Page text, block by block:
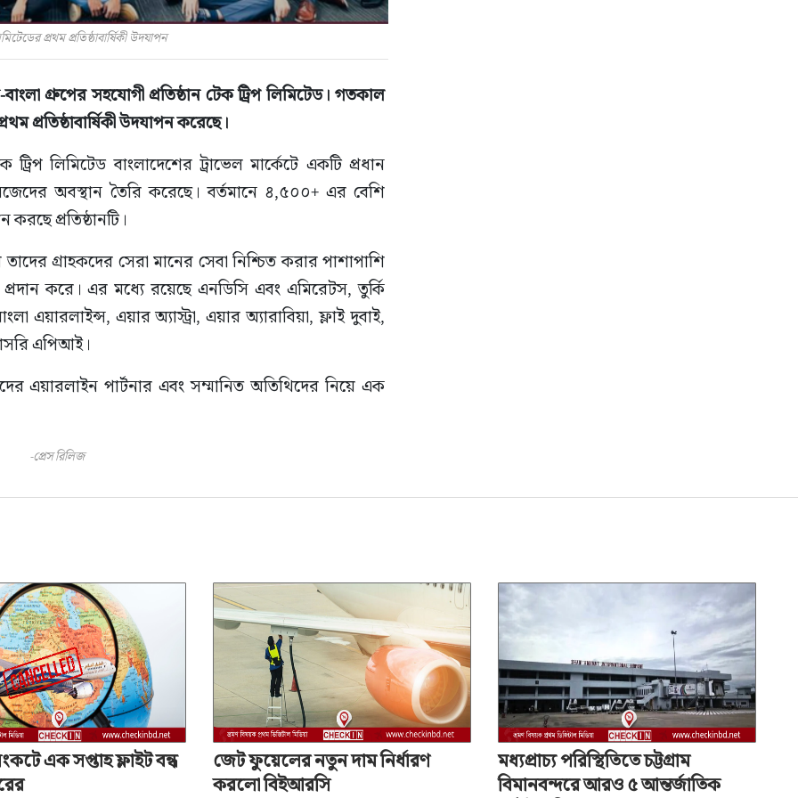
প্রথম প্রতিষ্ঠাবার্ষিকী উদযাপন
গ্রুপের সহযোগী প্রতিষ্ঠান টেক ট্রিপ লিমিটেড। গতকাল
প্রতিষ্ঠাবার্ষিকী উদযাপন করেছে।
লিমিটেড বাংলাদেশের ট্রাভেল মার্কেটে একটি প্রধান
অবস্থান তৈরি করেছে। বর্তমানে ৪,৫০০+ এর বেশি
করছে প্রতিষ্ঠানটি।
গ্রাহকদের সেরা মানের সেবা নিশ্চিত করার পাশাপাশি
প্রদান করে। এর মধ্যে রয়েছে এনডিসি এবং এমিরেটস, তুর্কি
এয়ার অ্যাস্ট্রা, এয়ার অ্যারাবিয়া, ফ্লাই দুবাই,
এপিআই।
এয়ারলাইন পার্টনার এবং সম্মানিত অতিথিদের নিয়ে এক
-প্রেস রিলিজ
এ্যাস্ট্রা
অ+ অ-
এক সপ্তাহ ফ্লাইট বন্ধ
জেট ফুয়েলের নতুন দাম নির্ধারণ
করলো বিইআরসি
মধ্যপ্রাচ্য পরিস্থিতিতে চট্টগ্রাম
বিমানবন্দরে আরও ৫ আন্তর্জাতিক